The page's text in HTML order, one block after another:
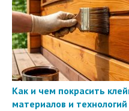
Как и чем покрасить
материалов и технологий